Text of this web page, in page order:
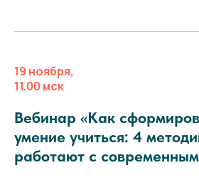
19 ноября,
11.00 мск
Вебинар «Как
умение учиться: 4
работают с